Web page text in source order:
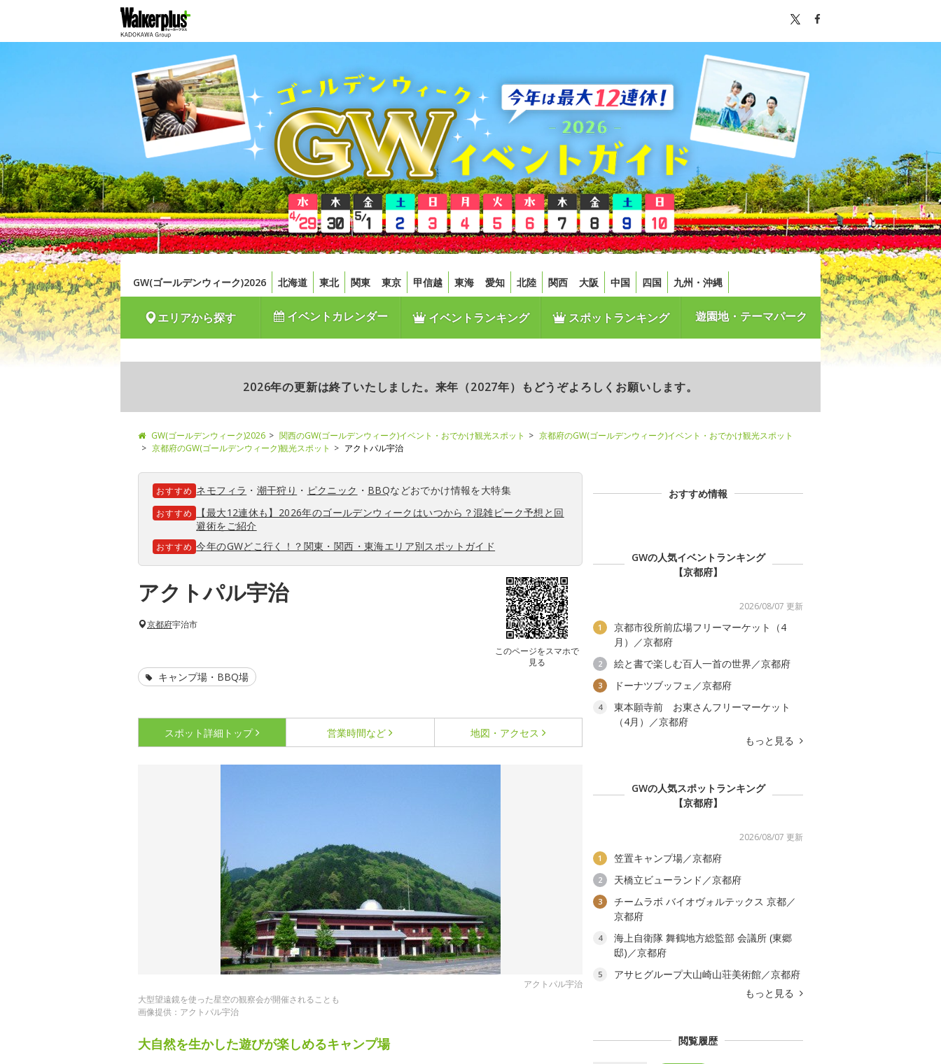
GW(ゴールデンウィーク)2026 北海道 東北 関東 東京 甲信越 東海 愛知 北陸 関西 大阪 中国 四国 九州・沖縄
エリアから探す イベントカレンダー イベントランキング スポットランキング 遊園地・テーマパーク
2026年の更新は終了いたしました。来年（2027年）もどうぞよろしくお願いします。
GW(ゴールデンウィーク)2026 関西のGW(ゴールデンウィーク)イベント・おでかけ観光スポット
京都府のGW(ゴールデンウィーク)イベント・おでかけ観光スポット
京都府のGW(ゴールデンウィーク)観光スポット
アクトパル宇治
おすすめ ネモフィラ ・ 潮干狩り ・ ピクニック ・ BBQなどおでかけ情報を大特集
おすすめ
【最大12連休も】2026年のゴールデンウィークはいつから？混雑ピーク予想と回
避術をご紹介
おすすめ 今年のGWどこ行く！？関東・関西・東海エリア別スポットガイド
アクトパル宇治
このページをスマホで
見る
京都府宇治市
キャンプ場・BBQ場
スポット詳細 トップ 営業時間など 地図・アクセス
アクトパル宇治
大型望遠鏡を使った星空の観察会が開催されることも
画像提供：アクトパル宇治
大自然を生かした遊びが楽しめるキャンプ場
おすすめ情報
GWの人気イベントランキング
【京都府】
2026/08/07 更新
1
京都市役所前広場フリーマーケット（4
月）／京都府
2 絵と書で楽しむ百人一首の世界／京都府
3 ドーナツブッフェ／京都府
4
東本願寺前 お東さんフリーマーケット
（4月）／京都府
もっと見る
GWの人気スポットランキング
【京都府】
2026/08/07 更新
1 笠置キャンプ場／京都府
2 天橋立ビューランド／京都府
3
チームラボ バイオヴォルテックス 京都／
京都府
4
海上自衛隊 舞鶴地方総監部 会議所 (東郷
邸)／京都府
5
アサヒグループ大山崎山荘美術館／京都府
もっと見る
閲覧履歴